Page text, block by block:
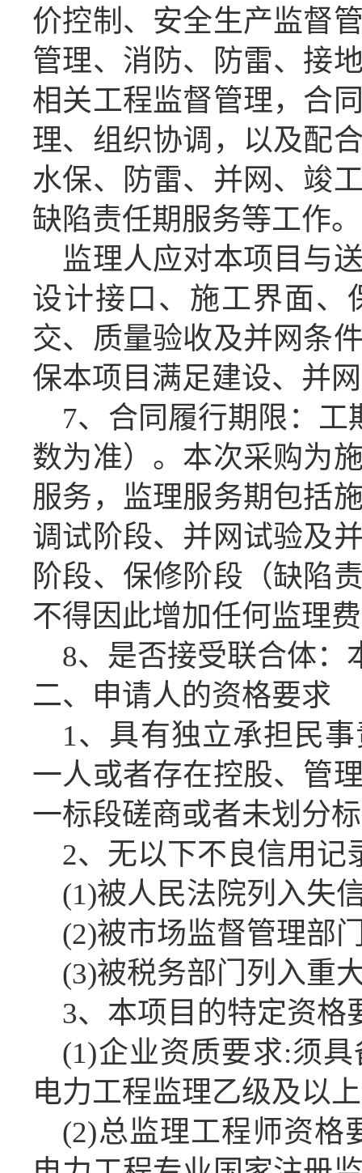
价控制、安全生产监督
管理、消防、防雷、接
相关工程监督管理，合
理、组织协调，以及配
水保、防雷、并网、竣
缺陷责任期服务等工作。
监理人应对本项目与
设计接口、施工界面、
交、质量验收及并网条
保本项目满足建设、并
7、合同履行期限： 工
数为准）。本次采购为
服务，监理服务期包括
调试阶段、并网试验及
阶段、保修阶段（缺陷
不得因此增加任何监理
8、是否接受联合体：
二、申请人的资格要求
1、 具有独立承担民
一人或者存在控股、管
一标段磋商或者未划分
2、无以下不良信用记
(1)被人民法院列入失
(2)被市场监督管理部
(3)被税务部门列入重
3、本项目的特定资格
(1)企业资质要求:须
电力工程监理乙级及以
(2)总监理工程师资格